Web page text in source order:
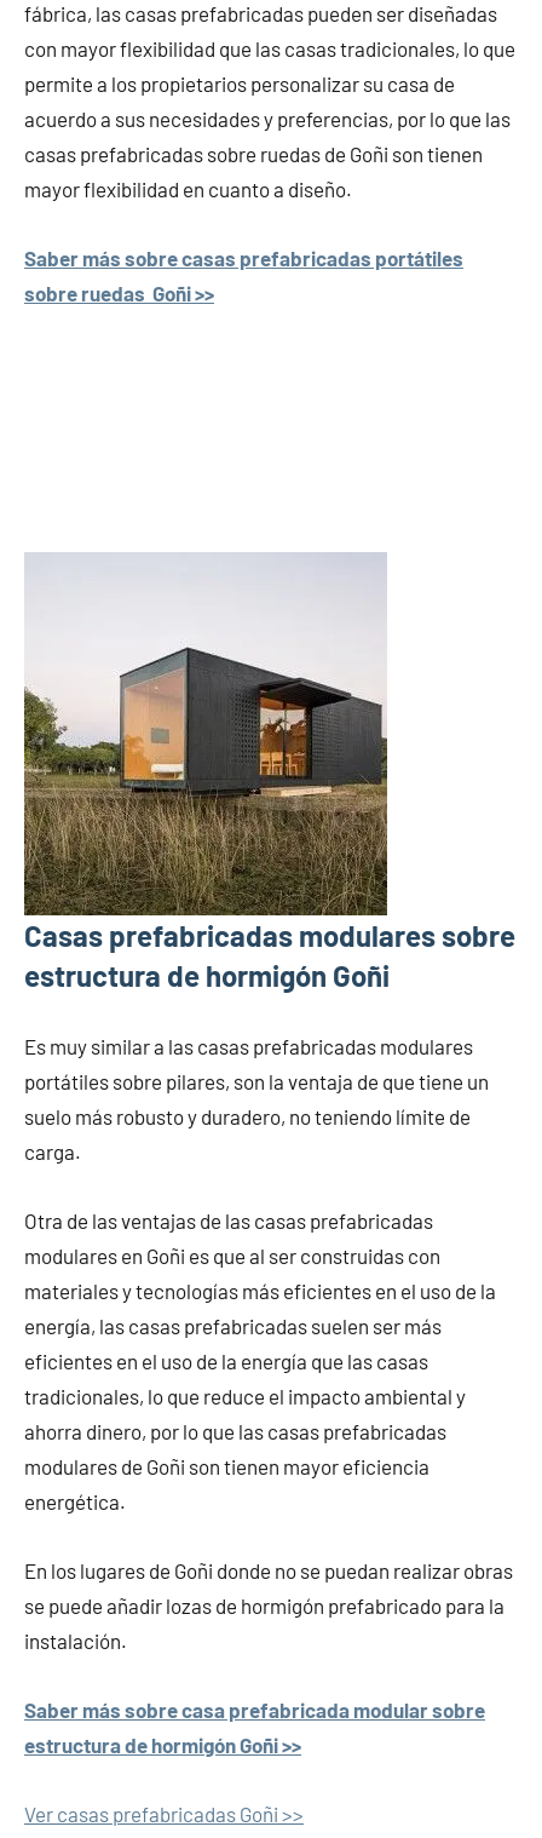
fábrica, las casas prefabricadas pueden ser diseñadas
con mayor flexibilidad que las casas tradicionales, lo que
permite a los propietarios personalizar su casa de
acuerdo a sus necesidades y preferencias, por lo que las
casas prefabricadas sobre ruedas de Goñi son tienen
mayor flexibilidad en cuanto a diseño.
Saber más sobre casas prefabricadas portátiles
sobre ruedas Goñi >>
Casas prefabricadas modulares sobre
estructura de hormigón Goñi
Es muy similar a las casas prefabricadas modulares
portátiles sobre pilares, son la ventaja de que tiene un
suelo más robusto y duradero, no teniendo límite de
carga.
Otra de las ventajas de las casas prefabricadas
modulares en Goñi es que al ser construidas con
materiales y tecnologías más eficientes en el uso de la
energía, las casas prefabricadas suelen ser más
eficientes en el uso de la energía que las casas
tradicionales, lo que reduce el impacto ambiental y
ahorra dinero, por lo que las casas prefabricadas
modulares de Goñi son tienen mayor eficiencia
energética.
En los lugares de Goñi donde no se puedan realizar obras
se puede añadir lozas de hormigón prefabricado para la
instalación.
Saber más sobre casa prefabricada modular sobre
estructura de hormigón Goñi >>
Ver casas prefabricadas Goñi >>